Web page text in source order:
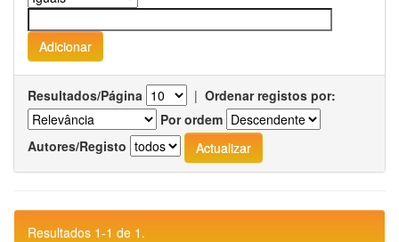
Resultados/Página | Ordenar registos por:
Por ordem
Autores/Registo
Resultados 1-1 de 1.